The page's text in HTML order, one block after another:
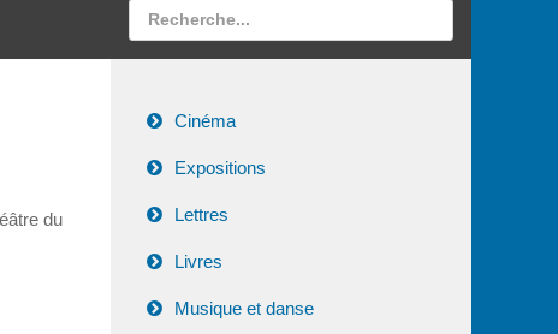
du
Cinéma
Expositions
Lettres
Livres
Musique et danse